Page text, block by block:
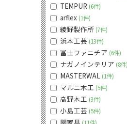
TEMPUR 6件
arflex 1件
綾野製作所 7件
浜本工芸 13件
冨士ファニチア 6件
ナガノインテリア 8件
MASTERWAL 1件
マルニ木工 5件
高野木工 3件
小島工芸 5件